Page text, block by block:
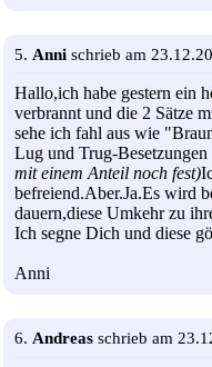
5. Anni schrieb am
Hallo,ich habe gestern ein
verbrannt und die 2 Sätze
sehe ich fahl aus wie
Lug und Trug-
mit einem Anteil noch fest)
befreiend.Aber.Ja.Es wird
dauern,diese Umkehr zu
Ich segne Dich und diese
Anni
6. Andreas schrieb am